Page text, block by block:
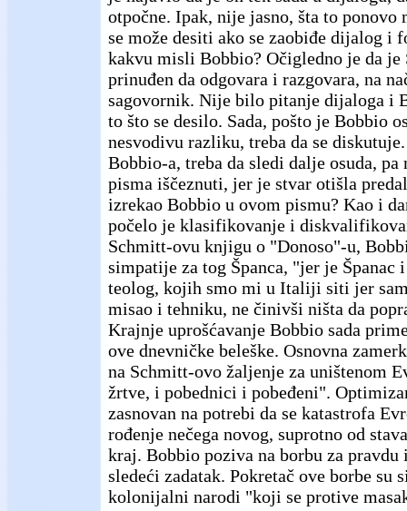
otpočne. Ipak, nije jasno, šta to
se može desiti ako se zaobiđe dijalog i
kakvu misli Bobbio? Očigledno je da je
prinuđen da odgovara i razgovara, na
sagovornik. Nije bilo pitanje dijaloga i
to što se desilo. Sada, pošto je Bobbio
nesvodivu razliku, treba da se
Bobbio-a, treba da sledi dalje osuda,
pisma iščeznuti, jer je stvar otišla
izrekao Bobbio u ovom pismu? Kao i
počelo je klasifikovanje i
Schmitt-ovu knjigu o "Donoso"-u,
simpatije za tog Španca, "jer je Španac
teolog, kojih smo mi u Italiji siti jer
misao i tehniku, ne činivši ništa da
Krajnje uprošćavanje Bobbio sada
ove dnevničke beleške. Osnovna
na Schmitt-ovo žaljenje za uništenom
žrtve, i pobednici i pobeđeni".
zasnovan na potrebi da se katastrofa
rođenje nečega novog, suprotno od
kraj. Bobbio poziva na borbu za pravdu
sledeći zadatak. Pokretač ove borbe su
kolonijalni narodi "koji se protive